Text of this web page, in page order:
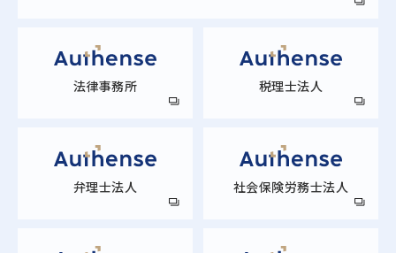
法律事務所 税理士法人
弁理士法人 社会保険労務士法人